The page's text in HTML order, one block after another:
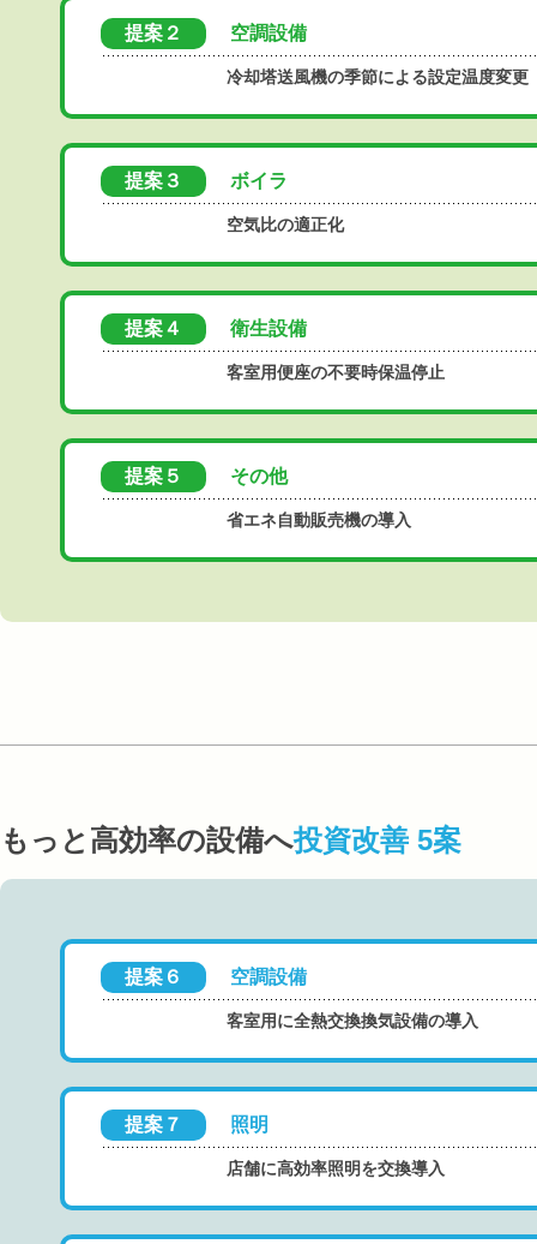
提案２ 空調設備
冷却塔送風機の季節による設定温度変更
提案３ ボイラ
空気比の適正化
提案４ 衛生設備
客室用便座の不要時保温停止
提案５ その他
省エネ自動販売機の導入
もっと高効率の設備へ投資改善 5案
提案６ 空調設備
客室用に全熱交換換気設備の導入
提案７ 照明
店舗に高効率照明を交換導入